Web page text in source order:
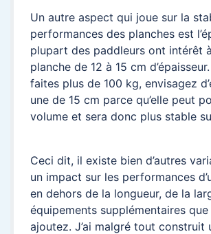
Un autre aspect qui joue sur la
performances des planches est
plupart des paddleurs ont intérêt
planche de 12 à 15 cm
faites plus de 100 kg, envisagez
une de 15 cm parce qu’elle peut
volume et sera donc plus stable
Ceci dit, il existe bien d’autres
un impact sur les performances
en dehors de la longueur, de la
équipements supplémentaires
ajoutez. J’ai malgré tout construit